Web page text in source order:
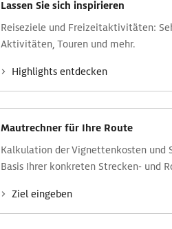
Lassen Sie sich inspirieren
Reise­ziele und Freizeit­aktivitäten:
Aktivitäten, Touren und mehr.
Highlights entdecken
Mautrechner für Ihre Route
Kalkulation der Vignettenkosten und
Basis Ihrer konkreten Strecken- und
Ziel eingeben